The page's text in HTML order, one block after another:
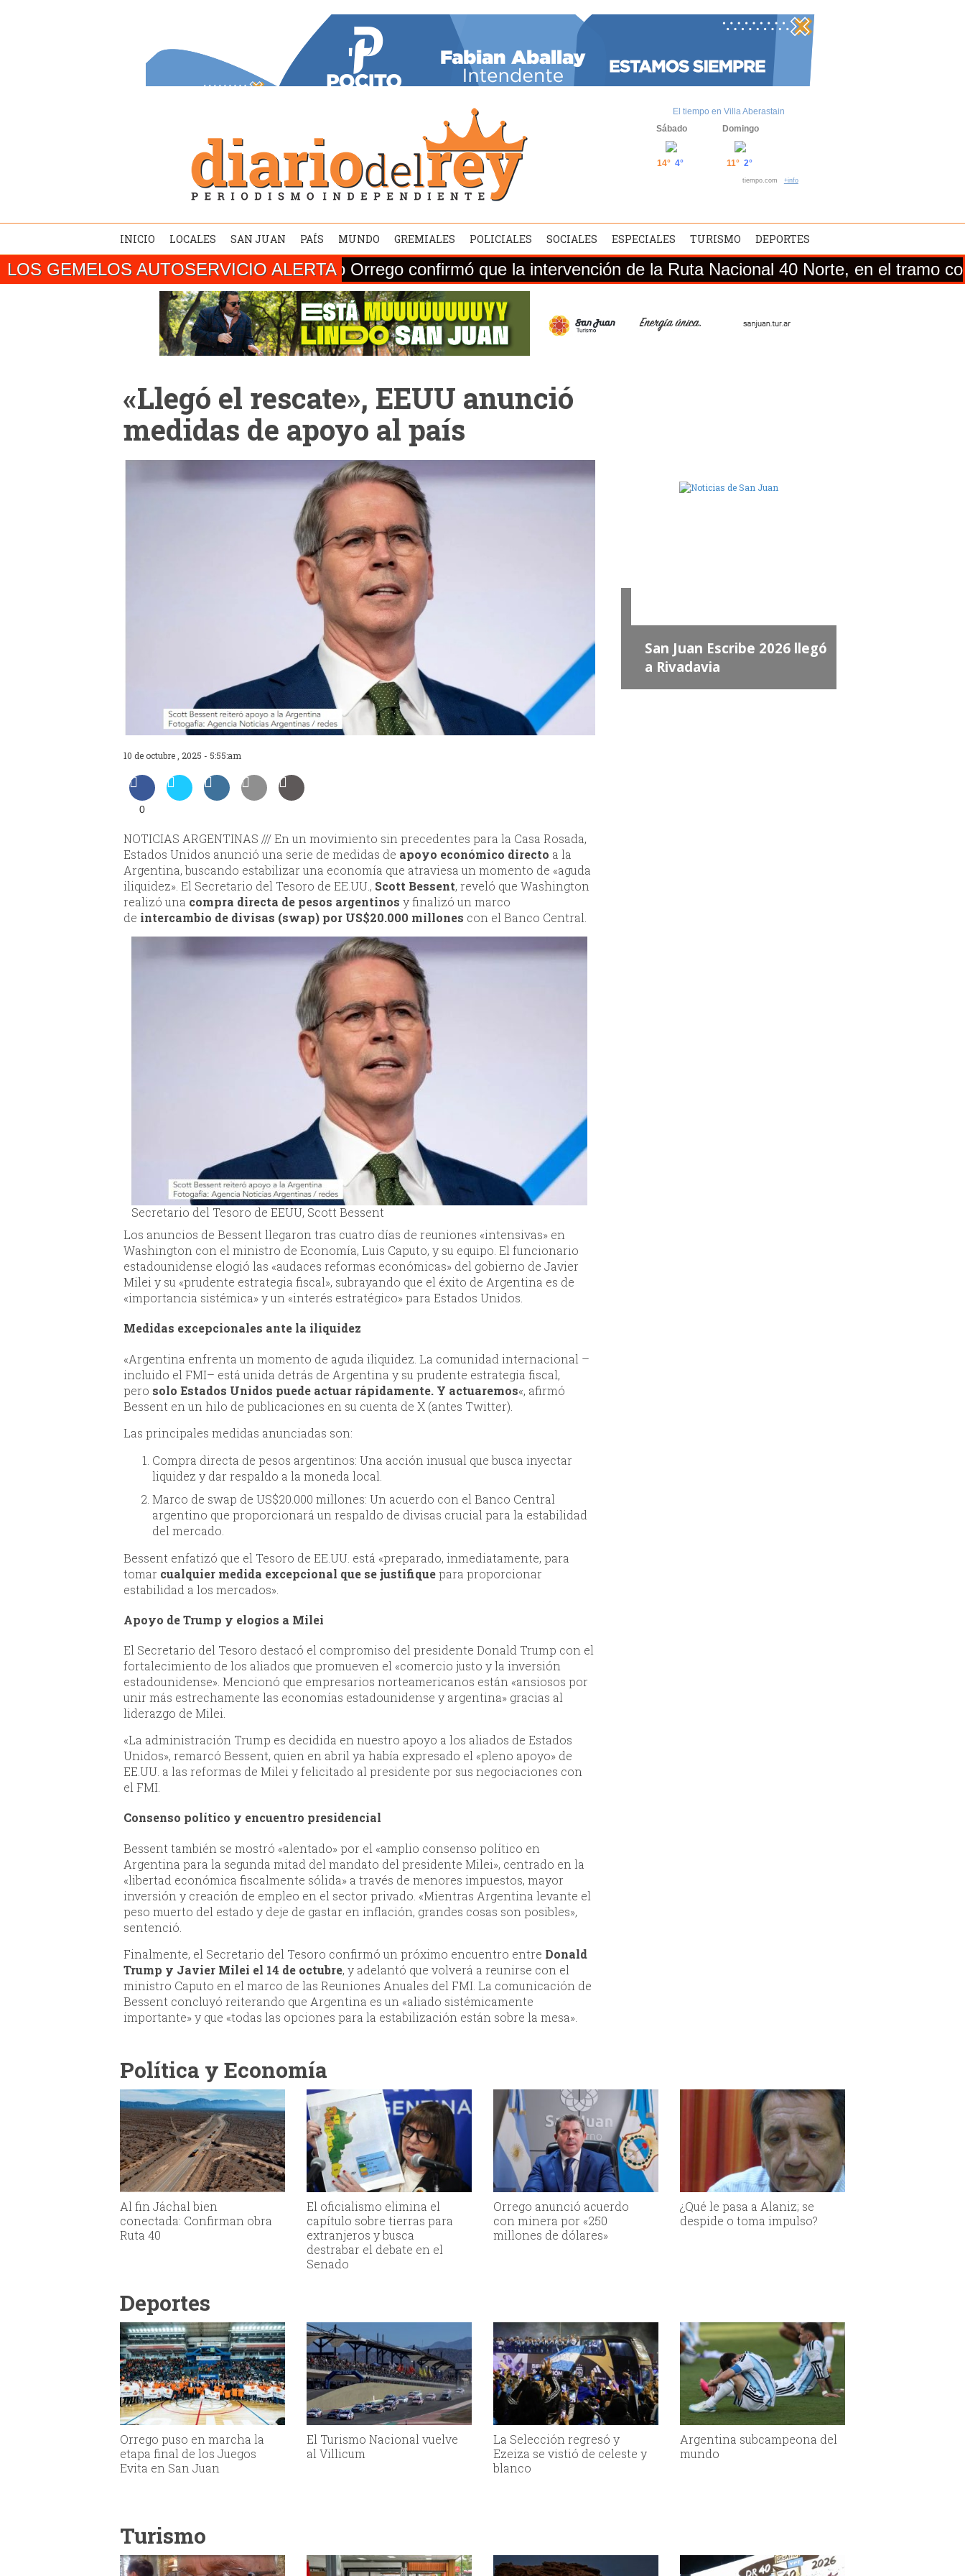
El tiempo en Villa Aberastain
Sábado
14° 4°
Domingo
11° 2°
tiempo.com +info
INICIO LOCALES SAN JUAN PAÍS MUNDO GREMIALES POLICIALES SOCIALES ESPECIALES TURISMO DEPORTES
LOS GEMELOS AUTOSERVICIO ALERTA
SAN JUAN/ El gobernador Marcelo Orrego confirmó que la intervención de la Ruta Nacional 40 Norte, en el tramo
«Llegó el rescate», EEUU anunció
medidas de apoyo al país
10 de octubre , 2025 - 5:55:am
0
NOTICIAS ARGENTINAS /// En un movimiento sin precedentes para la Casa Rosada,
Estados Unidos anunció una serie de medidas de apoyo económico directo a la
Argentina, buscando estabilizar una economía que atraviesa un momento de «aguda
iliquidez». El Secretario del Tesoro de EE.UU., Scott Bessent, reveló que Washington
realizó una compra directa de pesos argentinos y finalizó un marco
de intercambio de divisas (swap) por US$20.000 millones con el Banco Central.
Secretario del Tesoro de EEUU, Scott Bessent
Los anuncios de Bessent llegaron tras cuatro días de reuniones «intensivas» en
Washington con el ministro de Economía, Luis Caputo, y su equipo. El funcionario
estadounidense elogió las «audaces reformas económicas» del gobierno de Javier
Milei y su «prudente estrategia fiscal», subrayando que el éxito de Argentina es de
«importancia sistémica» y un «interés estratégico» para Estados Unidos.
Medidas excepcionales ante la iliquidez
«Argentina enfrenta un momento de aguda iliquidez. La comunidad internacional –
incluido el FMI– está unida detrás de Argentina y su prudente estrategia fiscal,
pero solo Estados Unidos puede actuar rápidamente. Y actuaremos«, afirmó
Bessent en un hilo de publicaciones en su cuenta de X (antes Twitter).
Las principales medidas anunciadas son:
Compra directa de pesos argentinos: Una acción inusual que busca inyectar
liquidez y dar respaldo a la moneda local.
Marco de swap de US$20.000 millones: Un acuerdo con el Banco Central
argentino que proporcionará un respaldo de divisas crucial para la estabilidad
del mercado.
Bessent enfatizó que el Tesoro de EE.UU. está «preparado, inmediatamente, para
tomar cualquier medida excepcional que se justifiquepara proporcionar
estabilidad a los mercados».
Apoyo de Trump y elogios a Milei
El Secretario del Tesoro destacó el compromiso del presidente Donald Trump con el
fortalecimiento de los aliados que promueven el «comercio justo y la inversión
estadounidense». Mencionó que empresarios norteamericanos están «ansiosos por
unir más estrechamente las economías estadounidense y argentina» gracias al
liderazgo de Milei.
«La administración Trump es decidida en nuestro apoyo a los aliados de Estados
Unidos», remarcó Bessent, quien en abril ya había expresado el «pleno apoyo» de
EE.UU. a las reformas de Milei y felicitado al presidente por sus negociaciones con
el FMI.
Consenso político y encuentro presidencial
Bessent también se mostró «alentado» por el «amplio consenso político en
Argentina para la segunda mitad del mandato del presidente Milei», centrado en la
«libertad económica fiscalmente sólida» a través de menores impuestos, mayor
inversión y creación de empleo en el sector privado. «Mientras Argentina levante el
peso muerto del estado y deje de gastar en inflación, grandes cosas son posibles»,
sentenció.
Finalmente, el Secretario del Tesoro confirmó un próximo encuentro entre Donald
Trump y Javier Milei el 14 de octubre, y adelantó que volverá a reunirse con el
ministro Caputo en el marco de las Reuniones Anuales del FMI. La comunicación de
Bessent concluyó reiterando que Argentina es un «aliado sistémicamente
importante» y que «todas las opciones para la estabilización están sobre la mesa».
La Cámara de Diputados
Lucía
San Juan Escribe 2026 llegó
a Rivadavia
Política y Economía
Al fin Jáchal bien
conectada: Confirman obra
Ruta 40
El oficialismo elimina el
capítulo sobre tierras para
extranjeros y busca
destrabar el debate en el
Senado
Orrego anunció acuerdo
con minera por «250
millones de dólares»
¿Qué le pasa a Alaniz; se
despide o toma impulso?
Deportes
Orrego puso en marcha la
etapa final de los Juegos
Evita en San Juan
El Turismo Nacional vuelve
al Villicum
La Selección regresó y
Ezeiza se vistió de celeste y
blanco
Argentina subcampeona del
mundo
Turismo